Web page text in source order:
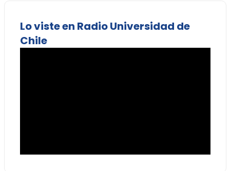
Lo viste en Radio Universidad de
Chile